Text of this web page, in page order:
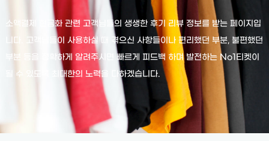
소액결제 현금화 관련 고객님들의 생생한 후기 리뷰 정보를 받는 페이지입
니다. 고객님들이 사용하실 때 겪으신 사항들이나 편리했던 부분, 불편했던
부분 등을 정확하게 알려주시면 빠르게 피드백 하며 발전하는 No1티켓이
될 수 있도록 최대한의 노력을 다하겠습니다.